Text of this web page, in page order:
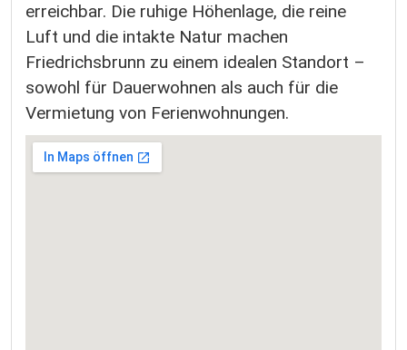
erreichbar. Die ruhige Höhenlage, die reine
Luft und die intakte Natur machen
Friedrichsbrunn zu einem idealen Standort –
sowohl für Dauerwohnen als auch für die
Vermietung von Ferienwohnungen.